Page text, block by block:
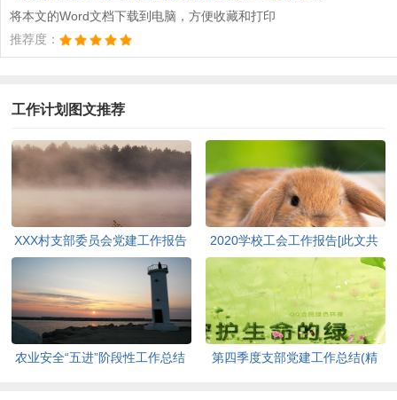
将本文的Word文档下载到电脑，方便收藏和打印
推荐度：
工作计划图文推荐
XXX村支部委员会党建工作报告
2020学校工会工作报告[此文共
农业安全“五进”阶段性工作总结
第四季度支部党建工作总结(精